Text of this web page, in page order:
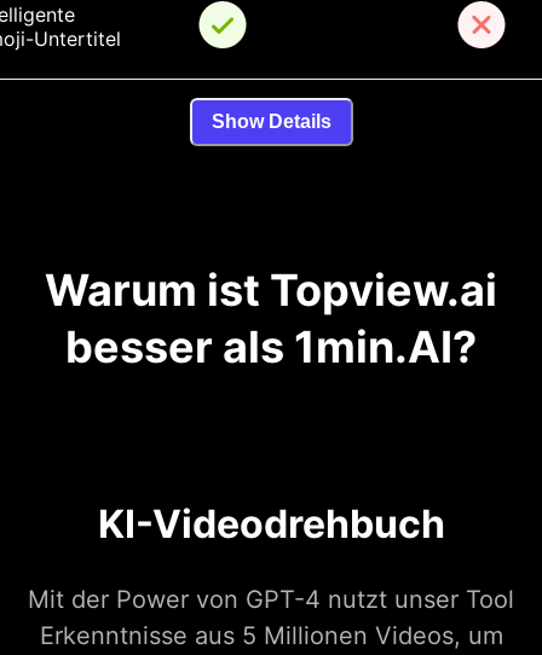
Untertitel
Show Details
Warum ist Topview.ai
besser als 1min.AI?
KI-Videodrehbuch
Mit der Power von GPT-4 nutzt unser Tool
Erkenntnisse aus 5 Millionen Videos, um